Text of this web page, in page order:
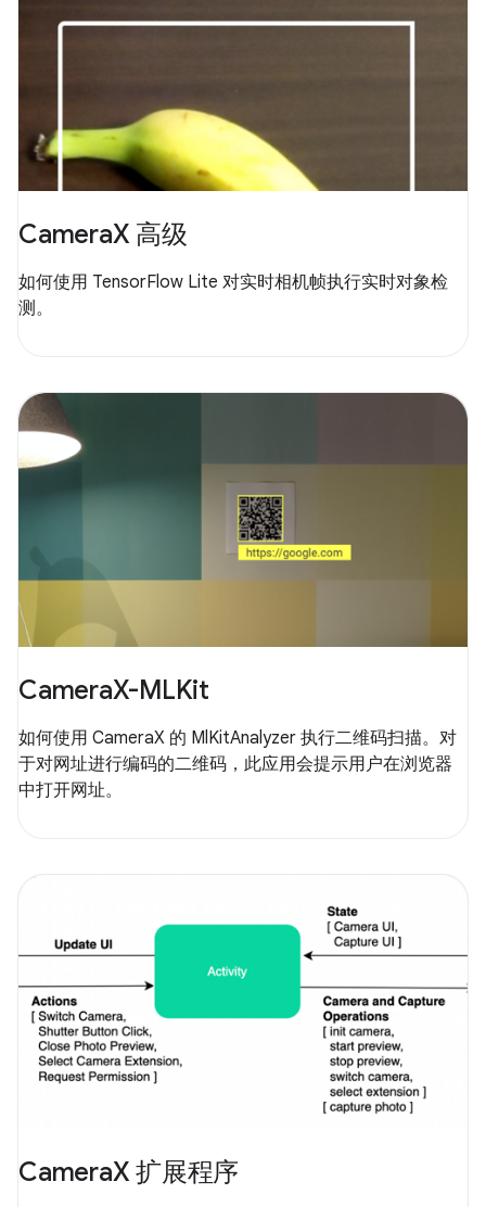
CameraX 高级
如何使用 TensorFlow Lite 对实时相机帧执行实时对象检
测。
CameraX-MLKit
如何使用 CameraX 的 MlKitAnalyzer 执行二维码扫描。对
于对网址进行编码的二维码，此应用会提示用户在浏览器
中打开网址。
CameraX 扩展程序